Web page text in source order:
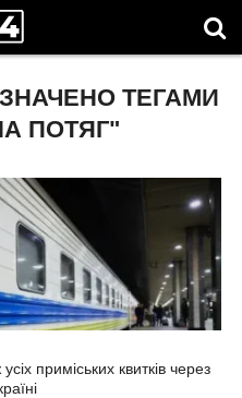
ТЕГАМИ
ПОТЯГ"
приміських квитків через